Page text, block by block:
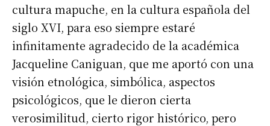
cultura mapuche, en la cultura española del
siglo XVI, para eso siempre estaré
infinitamente agradecido de la académica
Jacqueline Caniguan, que me aportó con una
visión etnológica, simbólica, aspectos
psicológicos, que le dieron cierta
verosimilitud, cierto rigor histórico, pero